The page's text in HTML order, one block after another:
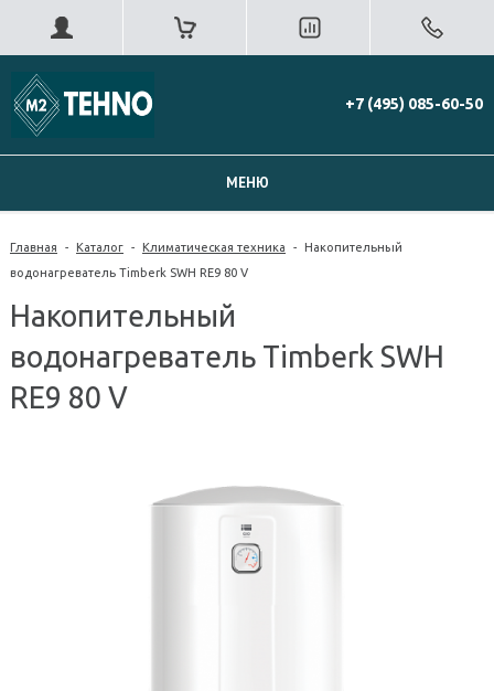
+7 (495) 085-60-50
МЕНЮ
Главная - Каталог - Климатическая техника - Накопительный
водонагреватель Timberk SWH RE9 80 V
Накопительный
водонагреватель Timberk SWH
RE9 80 V